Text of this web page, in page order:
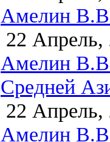
Амелин
22 Апрель,
Амелин
Средней
22 Апрель,
Амелин